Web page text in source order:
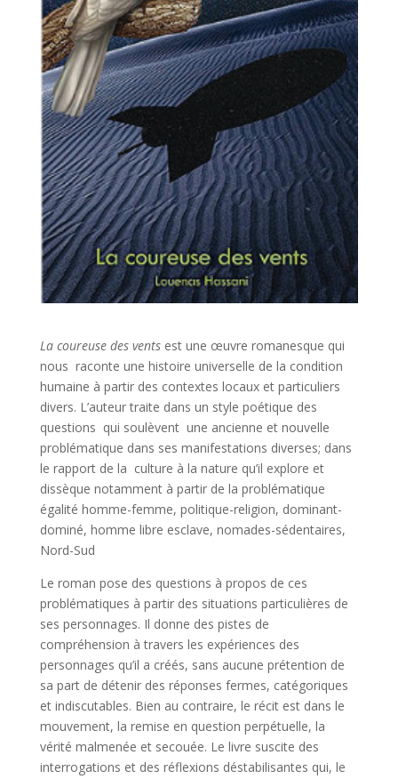
La coureuse des ventsest une œuvre romanesque qui
nous raconte une histoire universelle de la condition
humaine à partir des contextes locaux et particuliers
divers. L’auteur traite dans un style poétique des
questions qui soulèvent une ancienne et nouvelle
problématique dans ses manifestations diverses; dans
le rapport de la culture à la nature qu’il explore et
dissèque notamment à partir de la problématique
égalité homme-femme, politique-religion, dominant-
dominé, homme libre esclave, nomades-sédentaires,
Nord-Sud
Le roman pose des questions à propos de ces
problématiques à partir des situations particulières de
ses personnages. Il donne des pistes de
compréhension à travers les expériences des
personnages qu’il a créés, sans aucune prétention de
sa part de détenir des réponses fermes, catégoriques
et indiscutables. Bien au contraire, le récit est dans le
mouvement, la remise en question perpétuelle, la
vérité malmenée et secouée. Le livre suscite des
interrogations et des réflexions déstabilisantes qui, le